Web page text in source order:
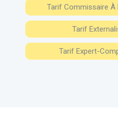
Tarif Commissaire
Tarif
Tarif Expert-